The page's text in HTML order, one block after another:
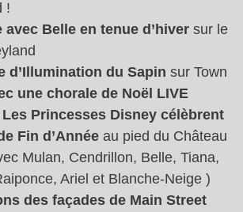
!
avec Belle en tenue d’hiver sur le
d’Illumination du Sapin sur Town
une chorale de Noël LIVE
Princesses Disney célèbrent
Fin d’Année au pied du Château
Mulan, Cendrillon, Belle, Tiana,
Ariel et Blanche-Neige )
des façades de Main Street